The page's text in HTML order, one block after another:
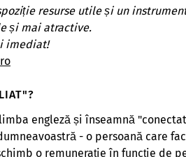
resurse utile și un
și mai atractive.
imediat!
engleză și înseamnă
- o persoană care
o remunerație în funcție de